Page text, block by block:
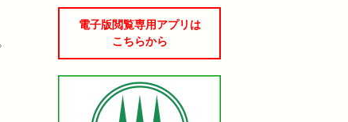
電子版閲覧専用アプリは
こちらから